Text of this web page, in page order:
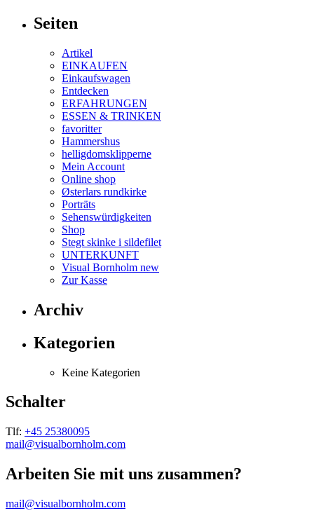
nach:
Seiten
Artikel
EINKAUFEN
Einkaufswagen
Entdecken
ERFAHRUNGEN
ESSEN & TRINKEN
favoritter
Hammershus
helligdomsklipperne
Mein Account
Online shop
Østerlars rundkirke
Porträts
Sehenswürdigkeiten
Shop
Stegt skinke i sildefilet
UNTERKUNFT
Visual Bornholm new
Zur Kasse
Archiv
Kategorien
Keine Kategorien
Schalter
Tlf: +45 25380095
mail@visualbornholm.com
Arbeiten Sie mit uns zusammen?
mail@visualbornholm.com